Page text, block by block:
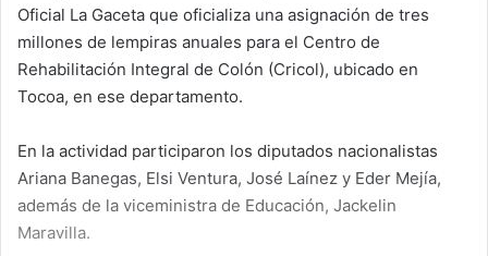
Oficial La Gaceta que oficializa una asignación de tres
millones de lempiras anuales para el Centro de
Rehabilitación Integral de Colón (Cricol), ubicado en
Tocoa, en ese departamento.
En la actividad participaron los diputados nacionalistas
Ariana Banegas, Elsi Ventura, José Laínez y Eder Mejía,
además de la viceministra de Educación, Jackelin
Maravilla.